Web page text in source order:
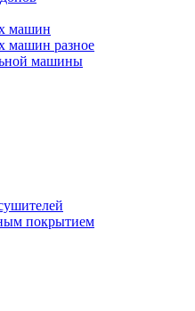
машин
машин разное
машины
покрытием